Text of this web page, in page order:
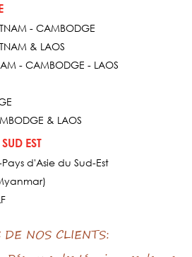
- CAMBODGE
& LAOS
- CAMBODGE - LAOS
& LAOS
EST
d'Asie du Sud-Est
NOS CLIENTS: